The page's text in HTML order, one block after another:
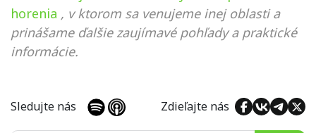
horenia , v ktorom sa venujeme inej oblasti a
prinášame ďalšie zaujímavé pohľady a praktické
informácie.
Sledujte nás Zdieľajte nás